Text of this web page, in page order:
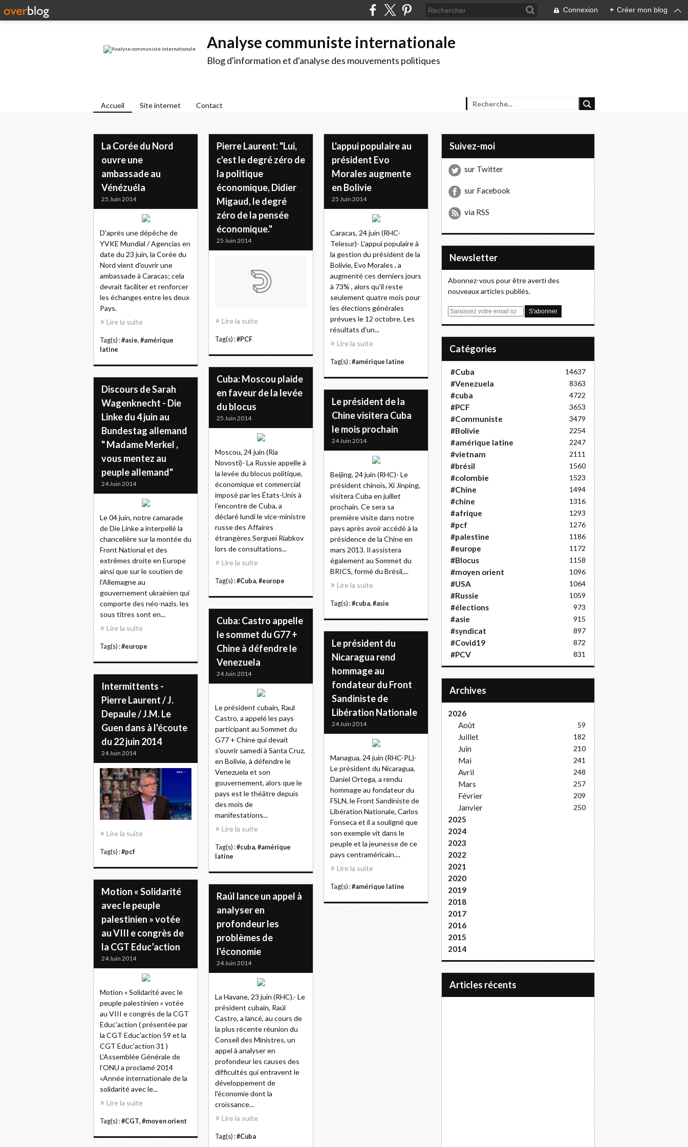
Connexion + Créer mon blog
Analyse communiste internationale
Blog d'information et d'analyse des mouvements politiques
Accueil Site internet Contact
La Corée du Nord
ouvre une
ambassade au
Vénézuéla
25 Juin 2014
D'après une dépêche de
YVKE Mundial / Agencias en
date du 23 juin, la Corée du
Nord vient d'ouvrir une
ambassade à Caracas; cela
devrait faciliter et renforcer
les échanges entre les deux
Pays.
Lire la suite
Tag(s) :#asie, #amérique
latine
Pierre Laurent: "Lui,
c'est le degré zéro de
la politique
économique, Didier
Migaud, le degré
zéro de la pensée
économique."
25 Juin 2014
Lire la suite
Tag(s) :#PCF
L'appui populaire au
président Evo
Morales augmente
en Bolivie
25 Juin 2014
Caracas, 24 juin (RHC-
Telesur)- L'appui populaire à
la gestion du président de la
Bolivie, Evo Morales , a
augmenté ces derniers jours
à 73% , alors qu'il reste
seulement quatre mois pour
les élections générales
prévues le 12 octobre. Les
résultats d'un...
Lire la suite
Tag(s) :#amérique latine
Cuba: Moscou plaide
en faveur de la levée
du blocus
25 Juin 2014
Moscou, 24 juin (Ria
Novosti)- La Russie appelle à
la levée du blocus politique,
économique et commercial
imposé par les États-Unis à
l'encontre de Cuba, a
déclaré lundi le vice-ministre
russe des Affaires
étrangères Sergueï Riabkov
lors de consultations...
Lire la suite
Tag(s) :#Cuba, #europe
Discours de Sarah
Wagenknecht - Die
Linke du 4 juin au
Bundestag allemand
" Madame Merkel ,
vous mentez au
peuple allemand"
24 Juin 2014
Le 04 juin, notre camarade
de Die Linke a interpellé la
chancelière sur la montée du
Front National et des
extrêmes droite en Europe
ainsi que sur le soutien de
l'Allemagne au
gouvernement ukrainien qui
comporte des néo-nazis. les
sous titres sont en...
Lire la suite
Tag(s) :#europe
Le président de la
Chine visitera Cuba
le mois prochain
24 Juin 2014
Beijing, 24 juin (RHC)- Le
président chinois, Xi Jinping,
visitera Cuba en juillet
prochain. Ce sera sa
première visite dans notre
pays après avoir accédé à la
présidence de la Chine en
mars 2013. Il assistera
également au Sommet du
BRICS, formé du Brésil,...
Lire la suite
Tag(s) :#cuba, #asie
Cuba: Castro appelle
le sommet du G77 +
Chine à défendre le
Venezuela
24 Juin 2014
Le président cubain, Raul
Castro, a appelé les pays
participant au Sommet du
G77 + Chine qui devait
s'ouvrir samedi à Santa Cruz,
en Bolivie, à défendre le
Venezuela et son
gouvernement, alors que le
pays est le théâtre depuis
des mois de
manifestations...
Lire la suite
Tag(s) :#cuba, #amérique
latine
Le président du
Nicaragua rend
hommage au
fondateur du Front
Sandiniste de
Libération Nationale
24 Juin 2014
Managua, 24 juin (RHC-PL)-
Le président du Nicaragua,
Daniel Ortega, a rendu
hommage au fondateur du
FSLN, le Front Sandiniste de
Libération Nationale, Carlos
Fonseca et il a souligné que
son exemple vit dans le
peuple et la jeunesse de ce
pays centraméricain....
Lire la suite
Tag(s) :#amérique latine
Intermittents -
Pierre Laurent / J.
Depaule / J.M. Le
Guen dans à l'écoute
du 22 juin 2014
24 Juin 2014
Lire la suite
Tag(s) :#pcf
Motion « Solidarité
avec le peuple
palestinien » votée
au VIII e congrès de
la CGT Educ’action
24 Juin 2014
Motion « Solidarité avec le
peuple palestinien » votée
au VIII e congrès de la CGT
Educ’action ( présentée par
la CGT Educ'action 59 et la
CGT Educ'action 31 )
L’Assemblée Générale de
l’ONU a proclamé 2014
«Année internationale de la
solidarité avec le...
Lire la suite
Tag(s) :#CGT, #moyen orient
Raúl lance un appel à
analyser en
profondeur les
problèmes de
l'économie
24 Juin 2014
La Havane, 23 juin (RHC).- Le
président cubain, Raúl
Castro, a lancé, au cours de
la plus récente réunion du
Conseil des Ministres, un
appel à analyser en
profondeur les causes des
difficultés qui entravent le
développement de
l'économie dont la
croissance...
Lire la suite
Tag(s) :#Cuba
Suivez-moi
sur Twitter
sur Facebook
via RSS
Newsletter
Abonnez-vous pour être averti des
nouveaux articles publiés.
E
Catégories
#Cuba 14637
#Venezuela 8363
#cuba 4722
#PCF 3653
#Communiste 3479
#Bolivie 2254
#amérique latine 2247
#vietnam 2111
#brésil 1560
#colombie 1523
#Chine 1494
#chine 1316
#afrique 1293
#pcf 1276
#palestine 1186
#europe 1172
#Blocus 1158
#moyen orient 1096
#USA 1064
#Russie 1059
#élections 973
#asie 915
#syndicat 897
#Covid19 872
#PCV 831
Archives
2026
Août
59
Juillet 182
Juin 210
Mai 241
Avril 248
Mars 257
Février 209
Janvier 250
2025
2024
2023
2022
2021
2020
2019
2018
2017
2016
2015
2014
articles récents